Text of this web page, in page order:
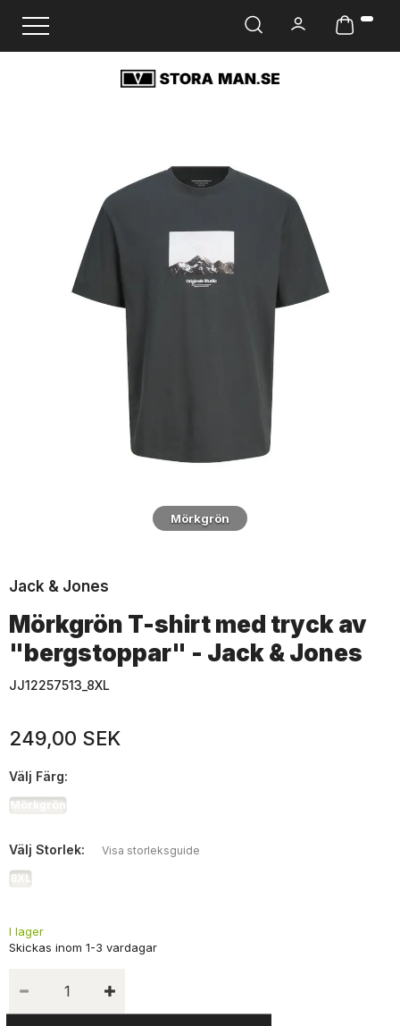
Ändra navigering
Mörkgrön
Jack & Jones
Mörkgrön T-shirt med tryck av
"bergstoppar" - Jack & Jones
JJ12257513_8XL
249,00 SEK
Välj Färg:
Mörkgrön
Välj Storlek: Visa storleksguide
8XL
I lager